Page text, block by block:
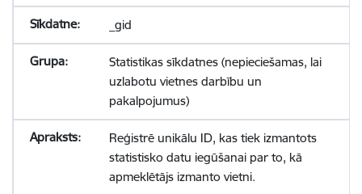
_gid
Statistikas sīkdatnes (nepieciešamas, lai
uzlabotu vietnes darbību un
pakalpojumus)
Reģistrē unikālu ID, kas tiek izmantots
statistisko datu iegūšanai par to, kā
apmeklētājs izmanto vietni.